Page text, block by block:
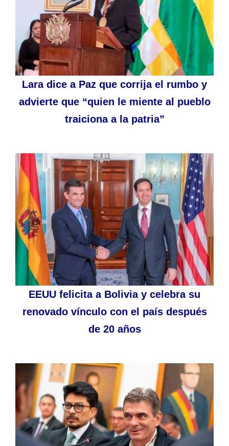
Lara dice a Paz que corrija el rumbo y
advierte que “quien le miente al pueblo
traiciona a la patria”
EEUU felicita a Bolivia y celebra su
renovado vínculo con el país después
de 20 años